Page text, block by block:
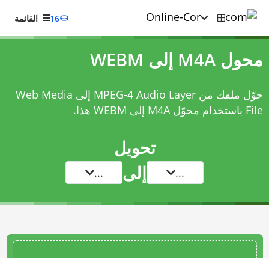
16 القائمة
محول M4A إلى WEBM
حوّل ملفك من MPEG-4 Audio Layer إلى Web Media
File باستخدام
محوّل M4A إلى WEBM هذا.
تحويل
... إلى ...